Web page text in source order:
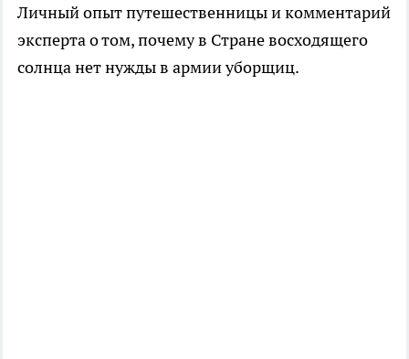
Личный опыт путешественницы и комментарий
эксперта о том, почему в Стране восходящего
солнца нет нужды в армии уборщиц.